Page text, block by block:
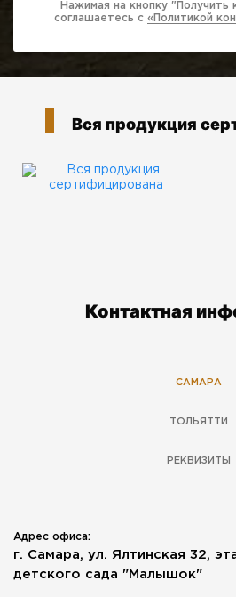
Нажимая на кнопку "Получить
соглашаетесь с «Политикой
Вся продукция
Контактная
САМАРА
ТОЛЬЯТТИ
РЕКВИЗИТЫ
Адрес офиса:
г. Самара, ул. Ялтинская 32,
детского сада "Малышок"